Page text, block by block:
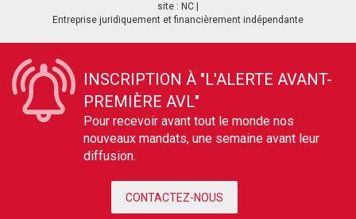
site : NC |
Entreprise juridiquement et financièrement indépendante
INSCRIPTION À "L'ALERTE AVANT-
PREMIÈRE AVL"
Pour recevoir avant tout le monde nos
nouveaux mandats, une semaine avant leur
diffusion.
CONTACTEZ-NOUS